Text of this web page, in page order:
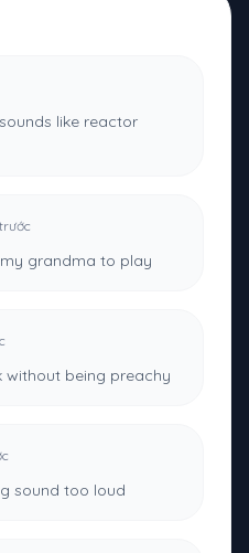
like reactor
grandma to play
without being preachy
sound too loud